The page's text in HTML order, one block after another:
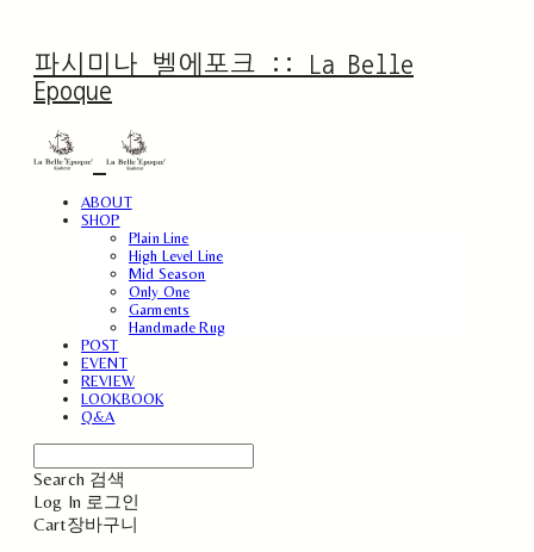
파시미나 벨에포크 :: La Belle
Epoque
ABOUT
SHOP
Plain Line
High Level Line
Mid Season
Only One
Garments
Handmade Rug
POST
EVENT
REVIEW
LOOKBOOK
Q&A
Search 검색
Log In 로그인
Cart장바구니